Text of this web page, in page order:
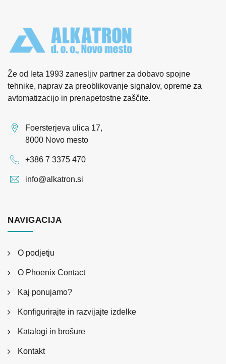
Že od leta 1993 zanesljiv partner za dobavo spojne
tehnike, naprav za preoblikovanje signalov, opreme za
avtomatizacijo in prenapetostne zaščite.
Foersterjeva ulica 17,
8000 Novo mesto
+386 7 3375 470
info@alkatron.si
NAVIGACIJA
O podjetju
O Phoenix Contact
Kaj ponujamo?
Konfigurirajte in razvijajte izdelke
Katalogi in brošure
Kontakt